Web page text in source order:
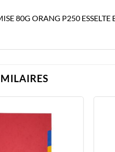
80G ORANG P250